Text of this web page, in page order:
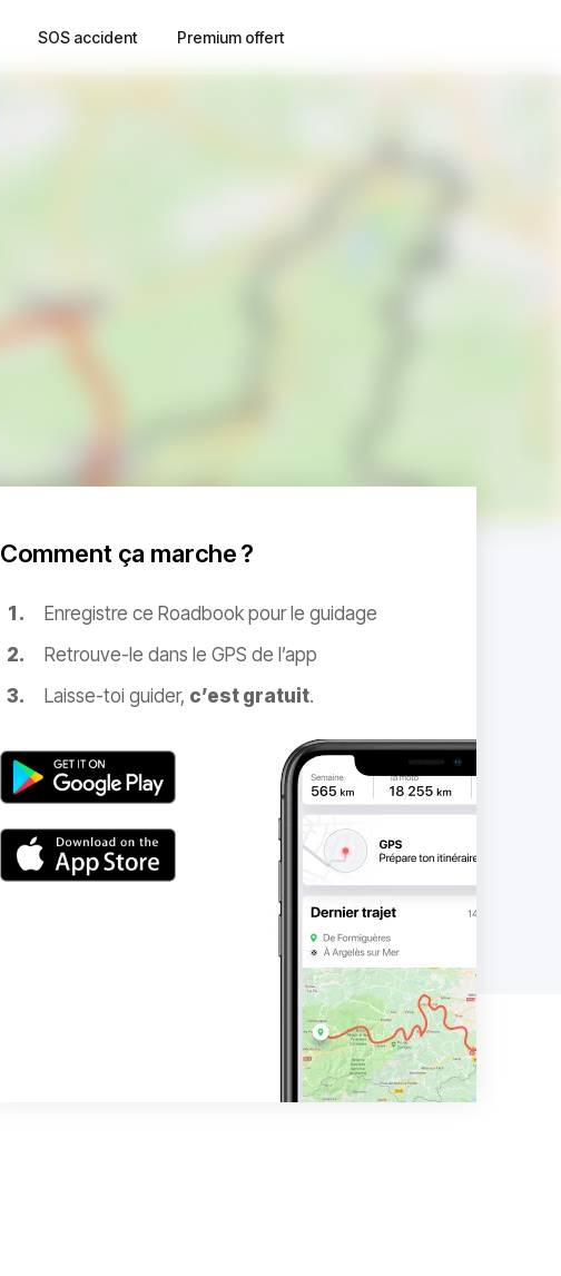
SOS accident Premium offert
Comment ça marche ?
Enregistre ce Roadbook pour le guidage
Retrouve-le dans le GPS de l’app
Laisse-toi guider, c’est gratuit.